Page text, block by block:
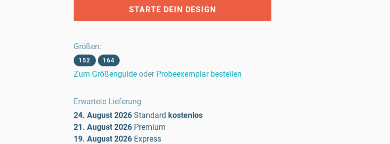
STARTE DEIN DESIGN
Größen:
152 164
Zum Größenguide oder Probeexemplar bestellen
Erwartete Lieferung
24. August 2026 Standard kostenlos
21. August 2026 Premium
19. August 2026 Express